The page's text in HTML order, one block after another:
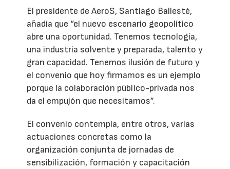
El presidente de AeroS, Santiago Ballesté,
añadía que “el nuevo escenario geopolítico
abre una oportunidad. Tenemos tecnología,
una industria solvente y preparada, talento y
gran capacidad. Tenemos ilusión de futuro y
el convenio que hoy firmamos es un ejemplo
porque la colaboración público-privada nos
da el empujón que necesitamos”.
El convenio contempla, entre otros, varias
actuaciones concretas como la
organización conjunta de jornadas de
sensibilización, formación y capacitación